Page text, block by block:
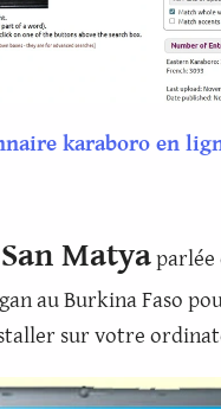
karaboro en
San Matyaparlée
au Burkina Faso
sur votre